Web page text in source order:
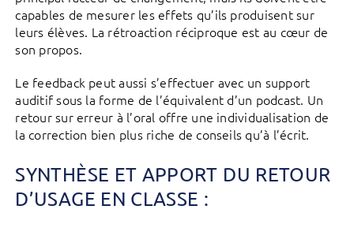
capables de mesurer les effets qu’ils produisent sur
leurs élèves. La rétroaction réciproque est au cœur de
son propos.
Le feedback peut aussi s’effectuer avec un support
auditif sous la forme de l’équivalent d’un podcast. Un
retour sur erreur à l’oral offre une individualisation de
la correction bien plus riche de conseils qu’à l’écrit.
SYNTHÈSE ET APPORT DU RETOUR
D’USAGE EN CLASSE :